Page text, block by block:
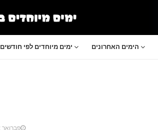
ימים מיוחדים לפי חודשים הימים האחרונים
פברואר 02, 2015